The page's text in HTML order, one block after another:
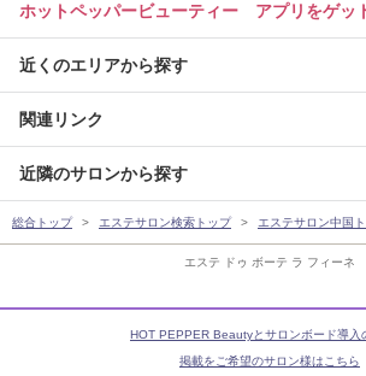
エステ ドゥ ボーテ ラ フィーネ
ホットペッパービューティー アプリをゲッ
近くのエリアから探す
関連リンク
近隣のサロンから探す
総合トップ エステサロン検索トップ エステサロン中国
HOT PEPPER Beautyとサロンボード導入
掲載をご希望のサロン様はこちら